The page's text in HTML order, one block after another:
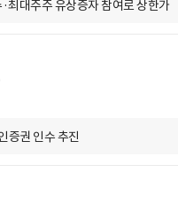
최대주주 유상증자 참여로 상한가
증권 인수 추진